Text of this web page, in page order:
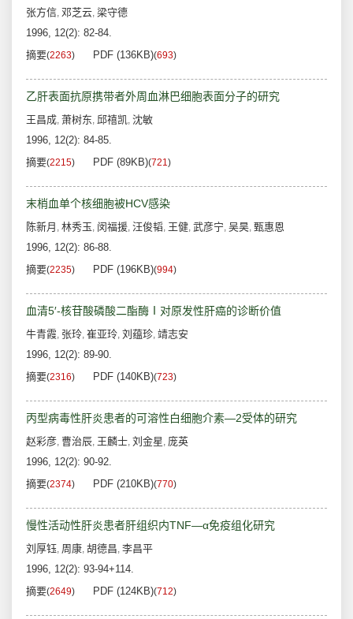
张方信, 邓芝云, 梁守德
1996, 12(2): 82-84.
摘要(2263) PDF (136KB)(693)
乙肝表面抗原携带者外周血淋巴细胞表面分子的研究
王昌成, 萧树东, 邱禧凯, 沈敏
1996, 12(2): 84-85.
摘要(2215) PDF (89KB)(721)
末梢血单个核细胞被HCV感染
陈新月 , 林秀玉, 闵福援, 汪俊韬, 王健, 武彦宁, 吴昊, 甄惠恩
1996, 12(2): 86-88.
摘要(2235) PDF (196KB)(994)
血清5′-核苷酸磷酸二酯酶Ⅰ对原发性肝癌的诊断价值
牛青霞, 张玲, 崔亚玲, 刘蕴珍, 靖志安
1996, 12(2): 89-90.
摘要(2316) PDF (140KB)(723)
丙型病毒性肝炎患者的可溶性白细胞介素—2受体的研究
赵彩彦, 曹治辰, 王麟士, 刘金星, 庞英
1996, 12(2): 90-92.
摘要(2374) PDF (210KB)(770)
慢性活动性肝炎患者肝组织内TNF—α免疫组化研究
刘厚钰, 周康, 胡德昌, 李昌平
1996, 12(2): 93-94+114.
摘要(2649) PDF (124KB)(712)